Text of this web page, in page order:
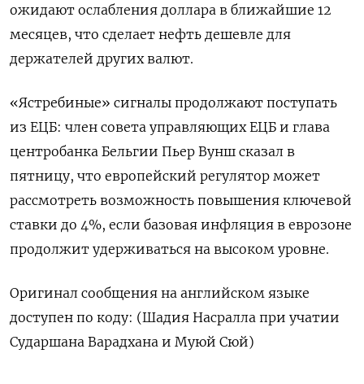
ожидают ослабления доллара в ближайшие 12
месяцев, что сделает нефть дешевле для
держателей других валют.
«Ястребиные» сигналы продолжают поступать
из ЕЦБ: член совета управляющих ЕЦБ и глава
центробанка Бельгии Пьер Вунш сказал в
пятницу, что европейский регулятор может
рассмотреть возможность повышения ключевой
ставки до 4%, если базовая инфляция в еврозоне
продолжит удерживаться на высоком уровне.
Оригинал сообщения на английском языке
доступен по коду: (Шадия Насралла при учатии
Сударшана Варадхана и Муюй Сюй)